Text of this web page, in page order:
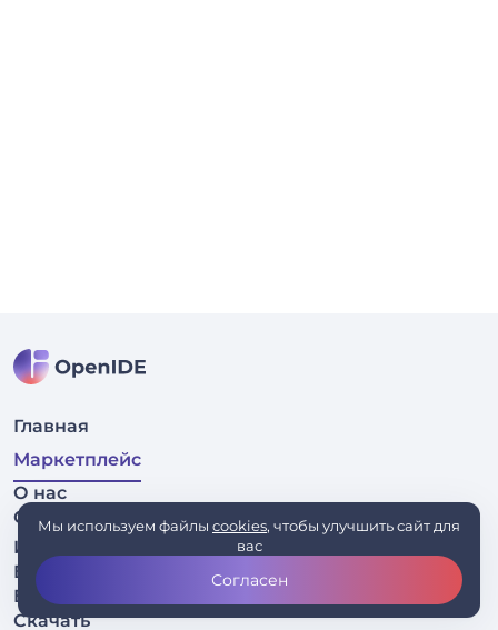
Главная
Маркетплейс
О нас
Связаться
Исходный код
Бизнесу
Блог
Скачать
Мы используем файлы cookies, чтобы улучшить сайт для
вас
Согласен